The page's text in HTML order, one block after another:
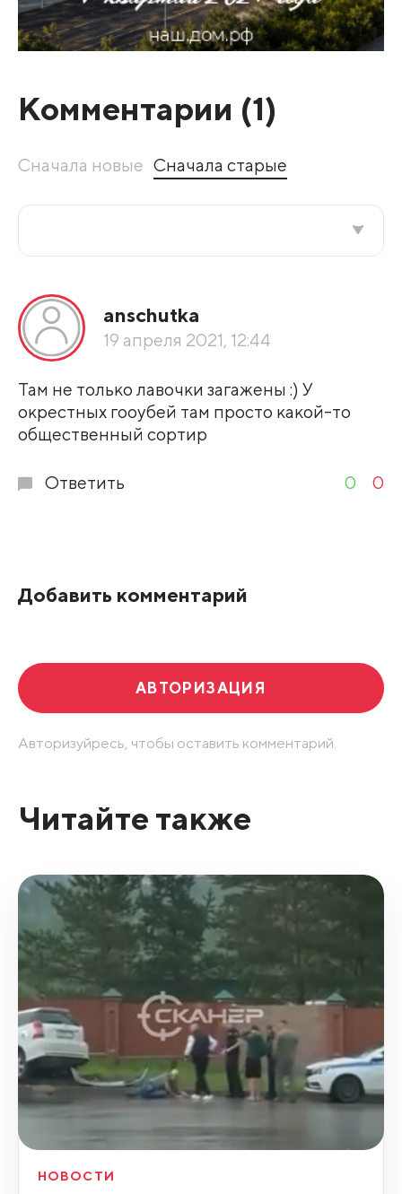
Комментарии (1)
Сначала новые Сначала старые
По рейтингу
Развернуть все
anschutka
19 апреля 2021, 12:44
Там не только лавочки загажены :) У
окрестных гооубей там просто какой-то
общественный сортир
Ответить 0 0
Добавить комментарий
АВТОРИЗАЦИЯ
Авторизуйресь, чтобы оставить комментарий.
Читайте также
НОВОСТИ